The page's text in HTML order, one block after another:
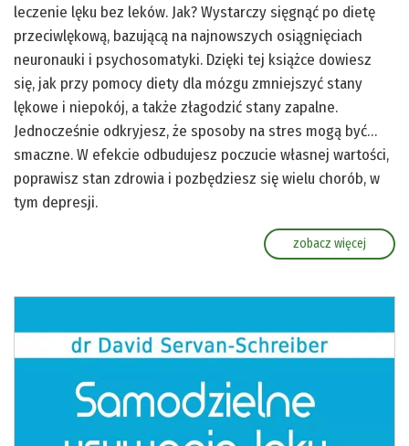
leczenie lęku bez leków. Jak? Wystarczy sięgnąć po dietę
przeciwlękową, bazującą na najnowszych osiągnięciach
neuronauki i psychosomatyki. Dzięki tej książce dowiesz
się, jak przy pomocy diety dla mózgu zmniejszyć stany
lękowe i niepokój, a także złagodzić stany zapalne.
Jednocześnie odkryjesz, że sposoby na stres mogą być…
smaczne. W efekcie odbudujesz poczucie własnej wartości,
poprawisz stan zdrowia i pozbędziesz się wielu chorób, w
tym depresji.
zobacz więcej